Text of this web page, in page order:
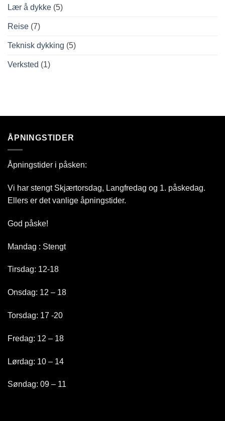
Lær å dykke (5)
Reise (7)
Teknisk dykking (5)
Verksted (1)
ÅPNINGSTIDER
Åpningstider i påsken:
Vi har stengt Skjærtorsdag, Langfredag og 1. påskedag.
Ellers er det vanlige åpningstider.
God påske!
Mandag : Stengt
Tirsdag: 12-18
Onsdag: 12 – 18
Torsdag: 17 -20
Fredag: 12 – 18
Lørdag: 10 – 14
Søndag: 09 – 11